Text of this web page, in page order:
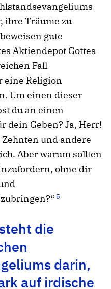
ihre Träume zu
gute
Aktiendepot Gottes
Fall
eine Religion
Um einen dieser
du an einen
dein Geben? Ja, Herr!
Zehnten und andere
Aber warum sollten
ohne dir
5
die
darin,
auf irdische